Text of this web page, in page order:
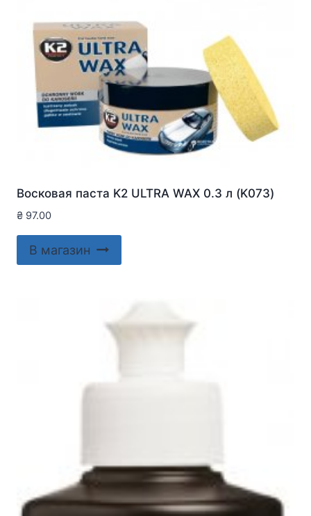
Восковая паста K2 ULTRA WAX 0.3 л (K073)
₴ 97.00
В магазин